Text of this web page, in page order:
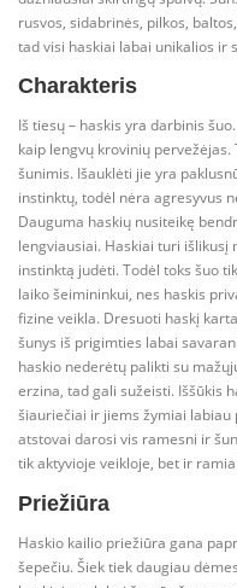
rusvos, sidabrinės, pilkos,
tad visi haskiai labai unikalios ir
Charakteris
Iš tiesų – haskis yra darbinis
kaip lengvų krovinių
šunimis. Išauklėti jie yra
instinktų, todėl nėra agresyvus
Dauguma haskių nusiteikę
lengviausiai. Haskiai turi
instinktą judėti. Todėl toks šuo
laiko šeimininkui, nes haskis
fizine veikla. Dresuoti haskį
šunys iš prigimties labai
haskio nederėtų palikti su
erzina, tad gali sužeisti. Iššūkis
šiauriečiai ir jiems žymiai labiau
atstovai darosi vis ramesni ir
tik aktyvioje veikloje, bet ir
Priežiūra
Haskio kailio priežiūra gana
šepečiu. Šiek tiek daugiau